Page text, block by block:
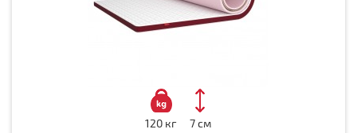
120 кг 7 см